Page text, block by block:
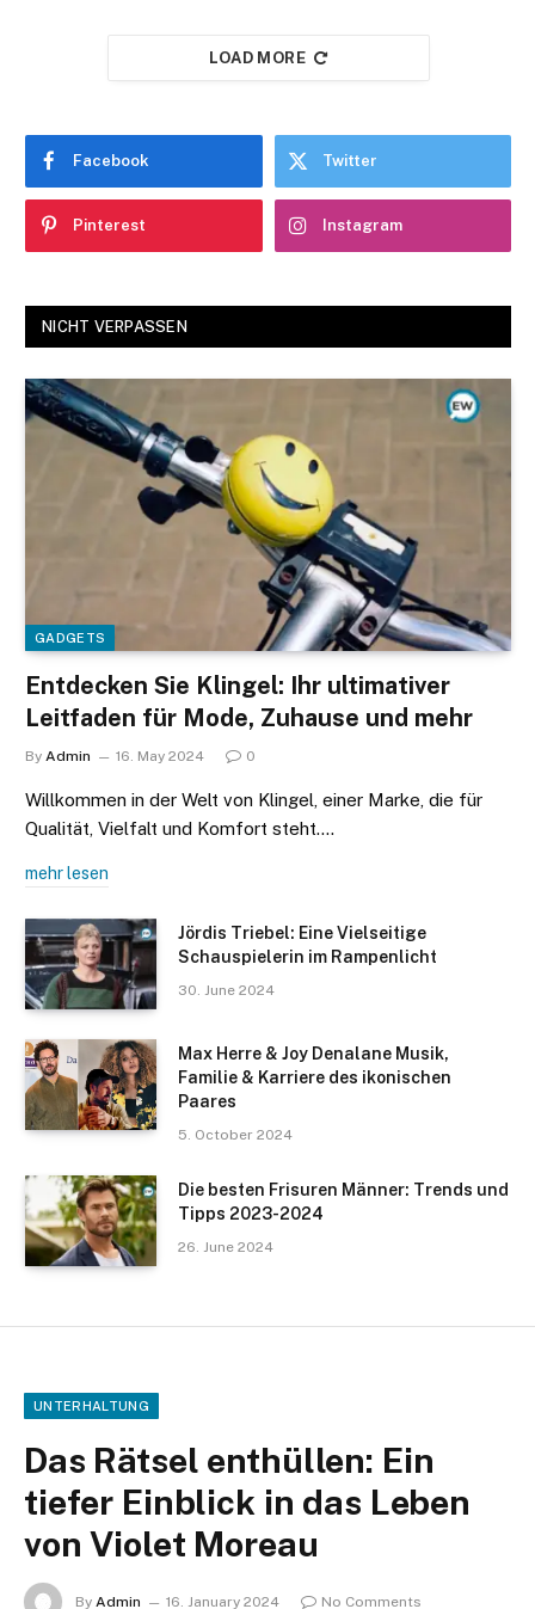
LOAD MORE
Facebook Twitter
Pinterest Instagram
NICHT VERPASSEN
GADGETS
Entdecken Sie Klingel: Ihr ultimativer
Leitfaden für Mode, Zuhause und mehr
By Admin 16. May 2024 0
Willkommen in der Welt von Klingel, einer Marke, die für
Qualität, Vielfalt und Komfort steht.…
mehr lesen
Jördis Triebel: Eine Vielseitige
Schauspielerin im Rampenlicht
30. June 2024
Max Herre & Joy Denalane Musik,
Familie & Karriere des ikonischen
Paares
5. October 2024
Die besten Frisuren Männer: Trends und
Tipps 2023-2024
26. June 2024
UNTERHALTUNG
Das Rätsel enthüllen: Ein
tiefer Einblick in das Leben
von Violet Moreau
By Admin 16. January 2024
No Comments